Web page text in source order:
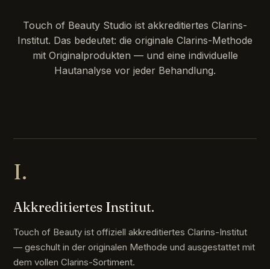
Touch of Beauty Studio ist akkreditiertes Clarins-
Institut. Das bedeutet: die originale Clarins-Methode
mit Originalprodukten — und eine individuelle
Hautanalyse vor jeder Behandlung.
I.
Akkreditiertes Institut.
Touch of Beauty ist offiziell akkreditiertes Clarins-Institut
— geschult in der originalen Methode und ausgestattet mit
dem vollen Clarins-Sortiment.